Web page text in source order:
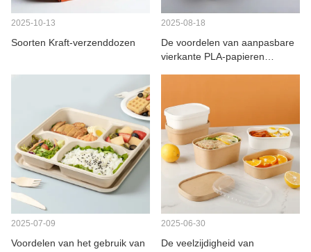
2025-10-13
Soorten Kraft-verzenddozen
2025-08-18
De voordelen van aanpasbare
vierkante PLA-papieren
2025-07-09
Voordelen van het gebruik van
2025-06-30
De veelzijdigheid van